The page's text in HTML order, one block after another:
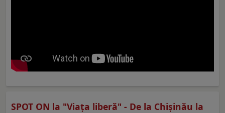
SPOT ON la "Viaţa liberă" - De la Chișinău la